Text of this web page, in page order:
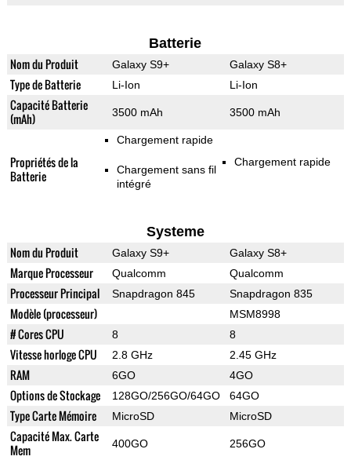
Batterie
Nom du Produit Galaxy S9+ Galaxy S8+
Type de Batterie Li-Ion Li-Ion
Capacité Batterie
(mAh)
3500 mAh 3500 mAh
Propriétés de la
Batterie
Chargement rapide
Chargement sans fil
intégré
Chargement rapide
Systeme
Nom du Produit Galaxy S9+ Galaxy S8+
Marque Processeur Qualcomm Qualcomm
Processeur Principal Snapdragon 845 Snapdragon 835
Modèle (processeur) MSM8998
# Cores CPU 8 8
Vitesse horloge CPU 2.8 GHz 2.45 GHz
RAM 6GO 4GO
Options de Stockage 128GO/256GO/64GO 64GO
Type Carte Mémoire MicroSD MicroSD
Capacité Max. Carte
Mem
400GO 256GO